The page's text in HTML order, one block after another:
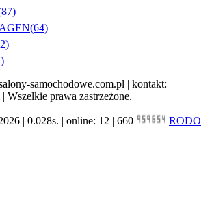
(64)
samochodowe.com.pl | kontakt:
Wszelkie prawa zastrzeżone.
| 0.028s. | online: 12 | 660 RODO